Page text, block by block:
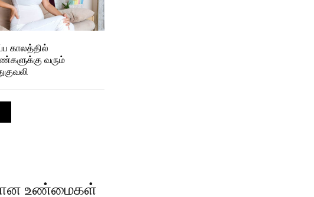
காலத்தில்
வரும்
உண்மைகள்